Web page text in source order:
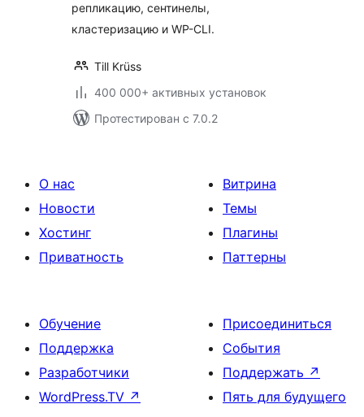
репликацию, сентинелы,
кластеризацию и WP-CLI.
Till Krüss
400 000+ активных установок
Протестирован с 7.0.2
О нас
Новости
Хостинг
Приватность
Витрина
Темы
Плагины
Паттерны
Обучение
Поддержка
Разработчики
WordPress.TV ↗
Присоединиться
События
Поддержать ↗
Пять для будущего